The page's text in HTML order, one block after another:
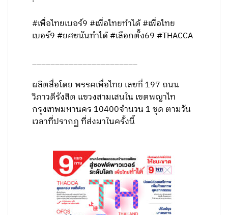
#เพื่อไทยเบอร์9 #เพื่อไทยทำได้ #เพื่อไทย
เบอร์9 #ยศชนันทำได้ #เลือกตั้ง69 #THACCA
_______________________
ผลิตสื่อโดย พรรคเพื่อไทย เลขที่ 197 ถนน
วิภาวดีรังสิต แขวงสามเสนใน เขตพญาไท
กรุงเทพมหานคร 10400จำนวน 1 ชุด ตามวัน
เวลาที่ปรากฏ ที่ส่งมาในครั้งนี้